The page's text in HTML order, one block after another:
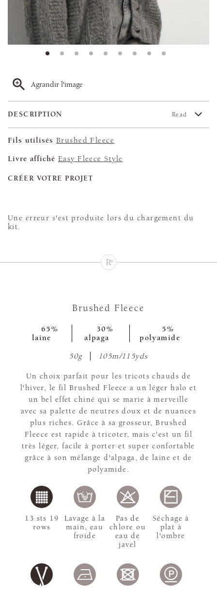
Agrandir l'image
DESCRIPTION Read
Fils utilisés Brushed Fleece
Livre affiché Easy Fleece Style
CRÉER VOTRE PROJET
Une erreur s'est produite lors du chargement du
kit.
Brushed Fleece
65%
laine
30%
alpaga
5%
polyamide
50g 105m/115yds
Un choix parfait pour les tricots chauds de
l'hiver, le fil Brushed Fleece a un léger halo et
un bel effet chiné qui se marie à merveille
avec sa palette de neutres doux et de nuances
plus riches. Grâce à sa grosseur, Brushed
Fleece est rapide à tricoter, mais c'est un fil
très léger, facile à porter et super confortable
grâce à son mélange d'alpaga, de laine et de
polyamide.
13 sts 19
rows
Lavage à la
main, eau
froide
Pas de
chlore ou
eau de
javel
Séchage à
plat à
l'ombre